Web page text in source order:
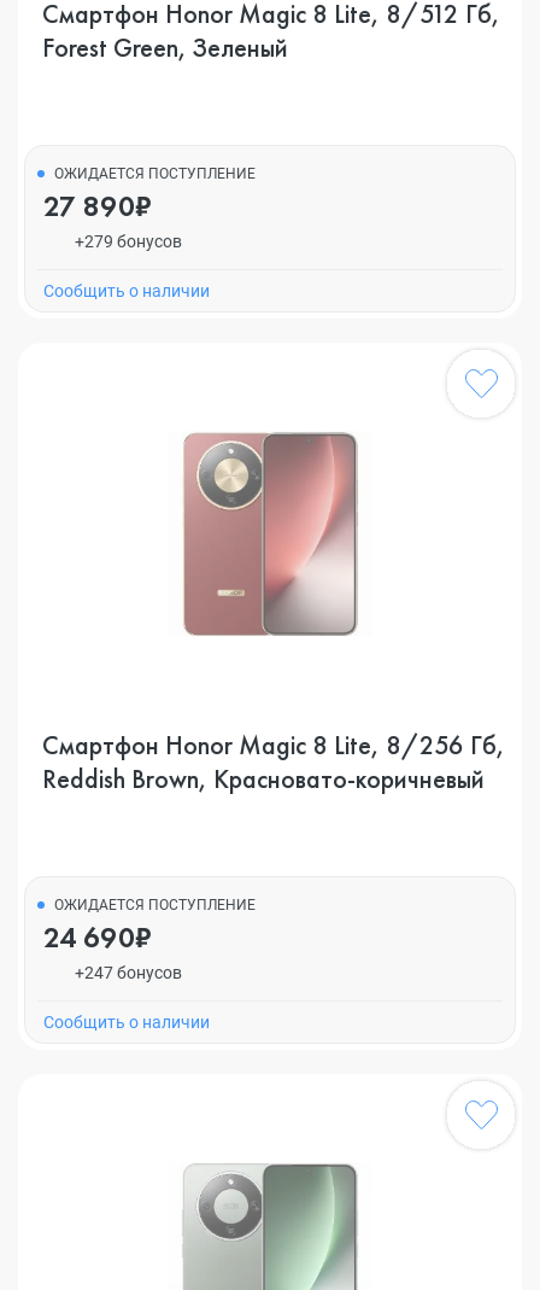
Смартфон Honor Magic 8 Lite, 8/512 Гб,
Forest Green, Зеленый
ОЖИДАЕТСЯ ПОСТУПЛЕНИЕ
27 890₽
+279 бонусов
Cообщить о наличии
Смартфон Honor Magic 8 Lite, 8/256 Гб,
Reddish Brown, Красновато-коричневый
ОЖИДАЕТСЯ ПОСТУПЛЕНИЕ
24 690₽
+247 бонусов
Cообщить о наличии